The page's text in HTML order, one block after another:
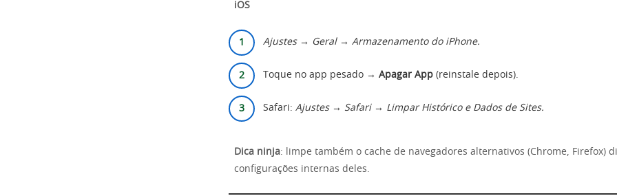
iOS
Ajustes → Geral → Armazenamento do iPhone.
Toque no app pesado → Apagar App (reinstale depois).
Safari: Ajustes → Safari → Limpar Histórico e Dados de Sites.
Dica ninja: limpe também o cache de navegadores alternativos (Chrome, Firefox)
configurações internas deles.